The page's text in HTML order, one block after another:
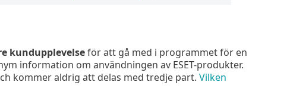
kundupplevelseför att gå med i programmet för en
information om användningen av ESET-produkter.
kommer aldrig att delas med tredje part. Vilken